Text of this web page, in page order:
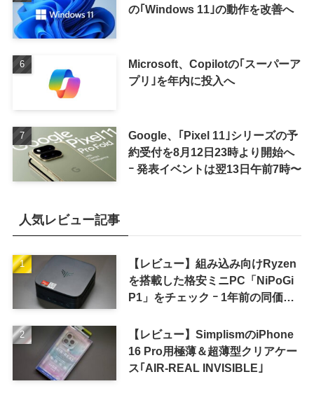
の｢Windows 11｣の動作を改善へ
Microsoft、Copilotの｢スーパーア
プリ｣を年内に投入へ
Google、｢Pixel 11｣シリーズの予
約受付を8月12日23時より開始へ
ｰ 発表イベントは翌13日午前7時〜
人気レビュー記事
【レビュー】組み込み向けRyzen
を搭載した格安ミニPC「NiPoGi
P1」をチェック ｰ 1年前の同価格
【レビュー】SimplismのiPhone
16 Pro用極薄＆超薄型クリアケー
ス｢AIR-REAL INVISIBLE｣